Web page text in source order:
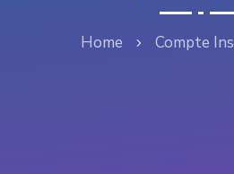
Home Compte